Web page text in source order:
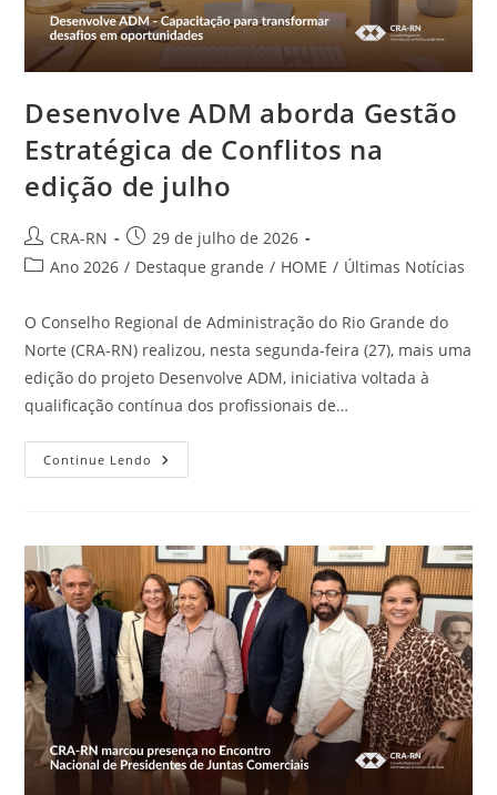
Desenvolve ADM aborda Gestão
Estratégica de Conflitos na
edição de julho
Autor
do
CRA-RN
Post
publicado:
29 de julho de 2026
Categoria
post:
Ano 2026 / Destaque grande / HOME / Últimas Notícias
O Conselho Regional de Administração do Rio Grande do
Norte (CRA-RN) realizou, nesta segunda-feira (27), mais uma
edição do projeto Desenvolve ADM, iniciativa voltada à
qualificação contínua dos profissionais de…
Continue Lendo Desenvolve
ADM
Conflitos
Na
Edição
De
Julho